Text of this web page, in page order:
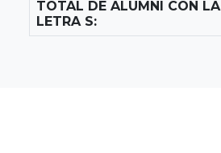
TOTAL DE ALUMNI CON LA
LETRA S: